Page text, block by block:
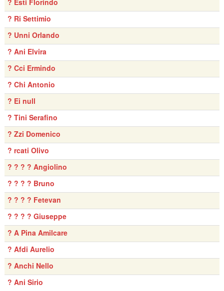
? Esti Florindo
? Ri Settimio
? Unni Orlando
? Ani Elvira
? Cci Ermindo
? Chi Antonio
? Ei null
? Tini Serafino
? Zzi Domenico
? rcati Olivo
? ? ? ? Angiolino
? ? ? ? Bruno
? ? ? ? Fetevan
? ? ? ? Giuseppe
? A Pina Amilcare
? Afdi Aurelio
? Anchi Nello
? Ani Sirio